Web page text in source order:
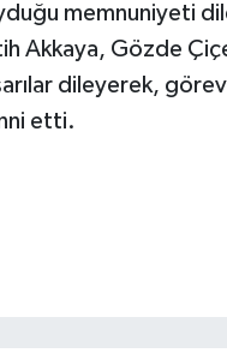
memnuniyeti
Akkaya, Gözde
dileyerek,
etti.